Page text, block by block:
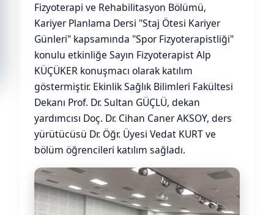
Fizyoterapi ve Rehabilitasyon Bölümü,
Kariyer Planlama Dersi "Staj Ötesi Kariyer
Günleri" kapsamında "Spor Fizyoterapistliği"
konulu etkinliğe Sayın Fizyoterapist Alp
KÜÇÜKER konuşmacı olarak katılım
göstermiştir. Ekinlik Sağlık Bilimleri Fakültesi
Dekanı Prof. Dr. Sultan GÜÇLÜ, dekan
yardımcısı Doç. Dr. Cihan Caner AKSOY, ders
yürütücüsü Dr. Öğr. Üyesi Vedat KURT ve
bölüm öğrencileri katılım sağladı.